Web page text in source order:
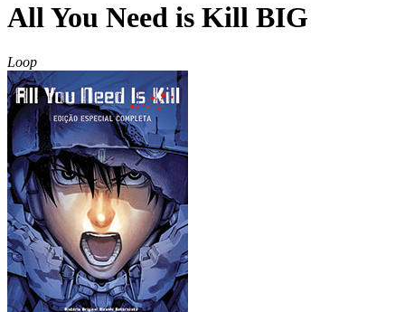
All You Need is Kill BIG
Loop